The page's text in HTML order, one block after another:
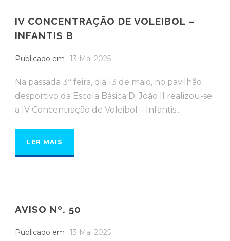
IV CONCENTRAÇÃO DE VOLEIBOL –
INFANTIS B
Publicado em 13 Mai 2025
Na passada 3ª feira, dia 13 de maio, no pavilhão
desportivo da Escola Básica D. João II realizou-se
a IV Concentração de Voleibol – Infantis...
LER MAIS
AVISO Nº. 50
Publicado em 13 Mai 2025